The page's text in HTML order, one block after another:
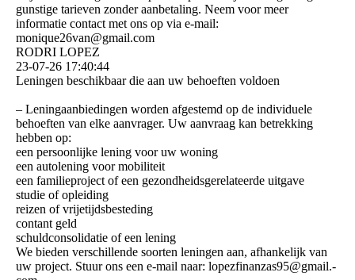
gunstige tarieven zonder aanbetaling. Neem voor meer
informatie contact met ons op via e-mail:
monique26van@gmail.com
RODRI LOPEZ
23-07-26 17:40:44
Leningen beschikbaar die aan uw behoeften voldoen
– Leningaanbiedingen worden afgestemd op de individuele
behoeften van elke aanvrager. Uw aanvraag kan betrekking
hebben op:
een persoonlijke lening voor uw woning
een autolening voor mobiliteit
een familieproject of een gezondheidsgerelateerde uitgave
studie of opleiding
reizen of vrijetijdsbesteding
contant geld
schuldconsolidatie of een lening
We bieden verschillende soorten leningen aan, afhankelijk van
uw project. Stuur ons een e-mail naar: lopezfinanzas95@­gmail.­